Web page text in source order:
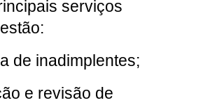
serviços
de inadimplentes;
e revisão de